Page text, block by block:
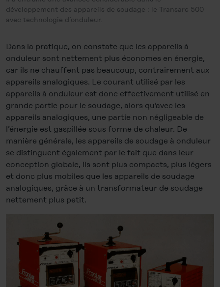
développement des appareils de soudage : le Transarc 500
avec technologie d’onduleur.
Dans la pratique, on constate que les appareils à
onduleur sont nettement plus économes en énergie,
car ils ne chauffent pas beaucoup, contrairement aux
appareils analogiques. Le courant utilisé par les
appareils à onduleur est donc effectivement utilisé en
grande partie pour le soudage, alors qu’avec les
appareils analogiques, une partie non négligeable de
l’énergie est gaspillée sous forme de chaleur. De
manière générale, les appareils de soudage à onduleur
se distinguent également par le fait que dans leur
conception globale, ils sont plus compacts, plus légers
et donc plus mobiles que les appareils de soudage
analogiques, grâce à un transformateur de soudage
nettement plus petit.